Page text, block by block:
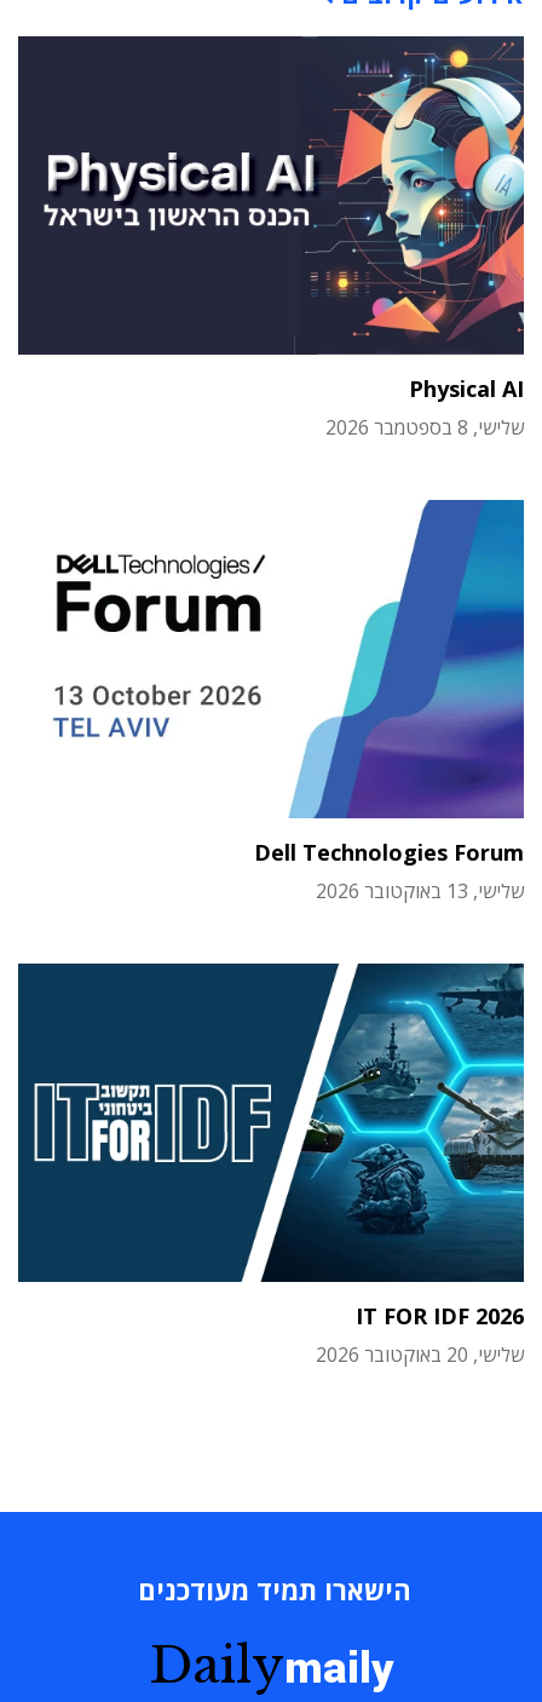
Physical AI
שלישי, 8 בספטמבר 2026
Dell Technologies Forum
שלישי, 13 באוקטובר 2026
IT FOR IDF 2026
שלישי, 20 באוקטובר 2026
הישארו תמיד מעודכנים
Dailymaily